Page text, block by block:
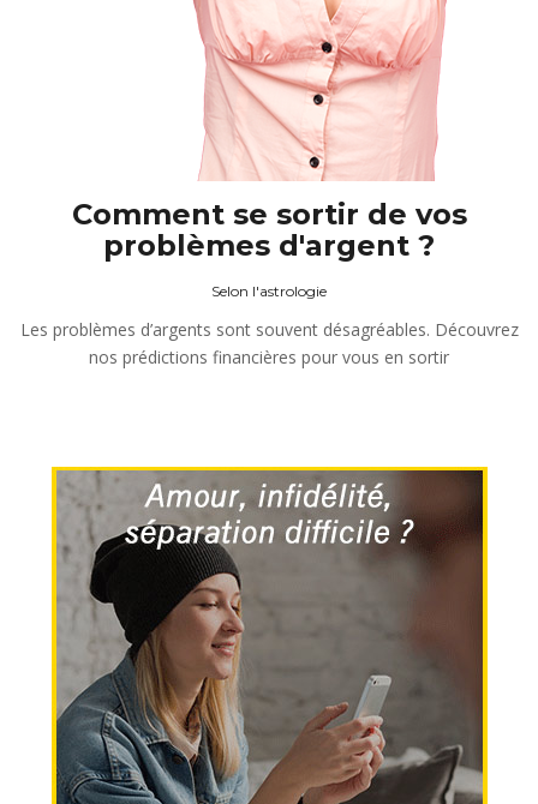
Comment se sortir de vos
problèmes d'argent ?
Selon l'astrologie
Les problèmes d’argents sont souvent désagréables. Découvrez
nos prédictions financières pour vous en sortir